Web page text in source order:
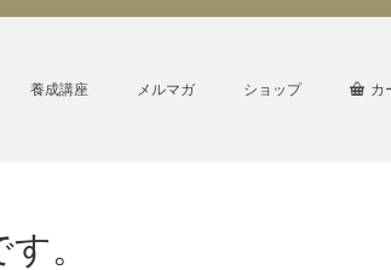
養成講座 メルマガ ショップ カ
。